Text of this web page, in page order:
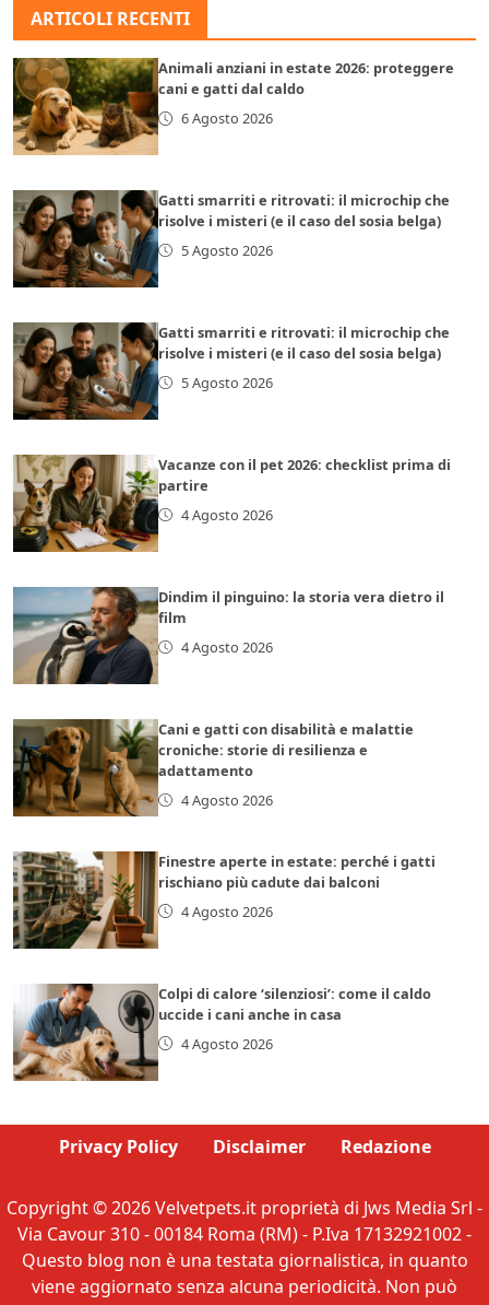
ARTICOLI RECENTI
Animali anziani in estate 2026: proteggere
cani e gatti dal caldo
6 Agosto 2026
Gatti smarriti e ritrovati: il microchip che
risolve i misteri (e il caso del sosia belga)
5 Agosto 2026
Gatti smarriti e ritrovati: il microchip che
risolve i misteri (e il caso del sosia belga)
5 Agosto 2026
Vacanze con il pet 2026: checklist prima di
partire
4 Agosto 2026
Dindim il pinguino: la storia vera dietro il
film
4 Agosto 2026
Cani e gatti con disabilità e malattie
croniche: storie di resilienza e
adattamento
4 Agosto 2026
Finestre aperte in estate: perché i gatti
rischiano più cadute dai balconi
4 Agosto 2026
Colpi di calore ‘silenziosi’: come il caldo
uccide i cani anche in casa
4 Agosto 2026
Privacy Policy Disclaimer Redazione
Copyright © 2026 Velvetpets.it proprietà di Jws Media Srl -
Via Cavour 310 - 00184 Roma (RM) - P.Iva 17132921002 -
Questo blog non è una testata giornalistica, in quanto
viene aggiornato senza alcuna periodicità. Non può